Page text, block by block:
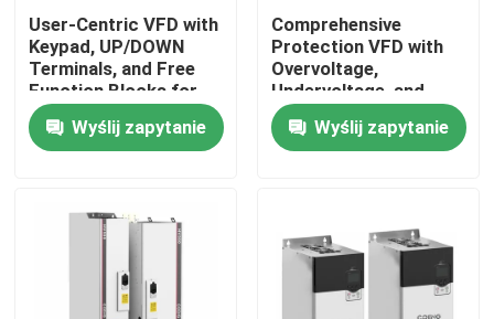
Do domu
Produkty
Filmy
User-Centric VFD with
Keypad, UP/DOWN
Terminals, and Free
Function Blocks for
Easy Operation and
SetupWyślij zapytanie
Comprehensive
Protection VFD with
Overvoltage,
Undervoltage, and
Phase Loss Safety
FeaturesWyślij zapytanie